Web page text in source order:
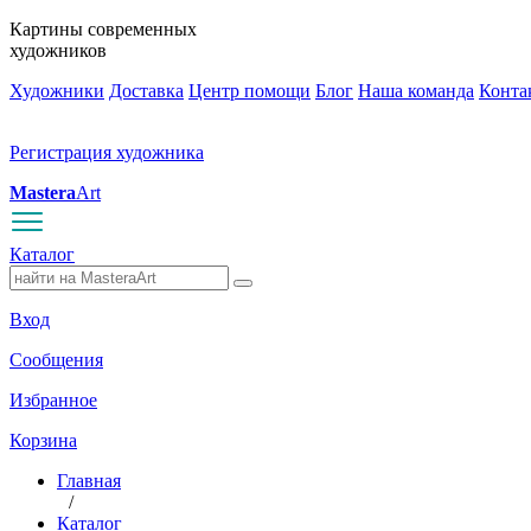
Картины современных
художников
Художники Доставка Центр помощи Блог Наша команда
Регистрация художника
MasteraArt
Каталог
Вход
Сообщения
Избранное
Корзина
Главная
/
Каталог